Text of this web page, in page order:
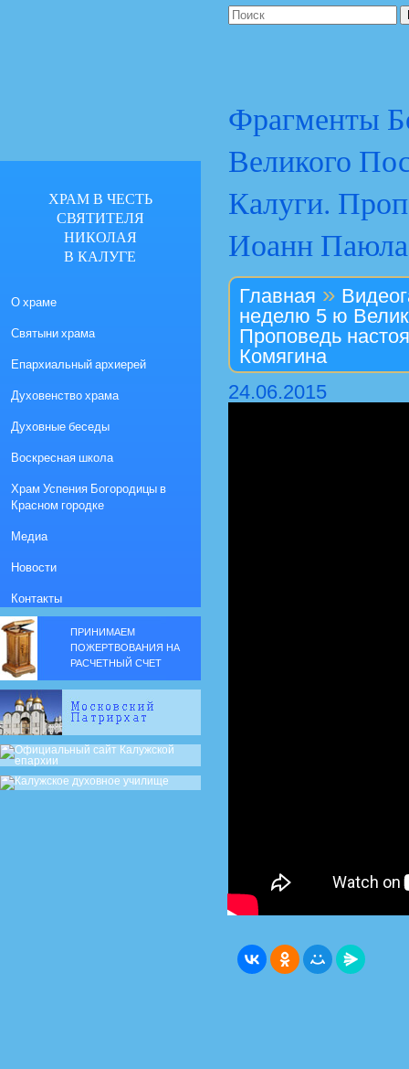
Фрагменты
Великого
Калуги.
Иоанн
Главная »
неделю 5 ю
Проповедь
Комягина
24.06.2015
ХРАМ В ЧЕСТЬ
СВЯТИТЕЛЯ
НИКОЛАЯ
В КАЛУГЕ
О храме
Святыни храма
Епархиальный архиерей
Духовенство храма
Духовные беседы
Воскресная школа
Храм Успения Богородицы в
Красном городке
Медиа
Новости
Контакты
ПРИНИМАЕМ
ПОЖЕРТВОВАНИЯ НА
РАСЧЕТНЫЙ СЧЕТ